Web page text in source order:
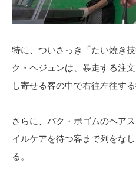
特に、ついさっき「たい焼き
ク・ヘジュンは、暴走する注
し寄せる客の中で右往左往す
さらに、パク・ボゴムのヘア
イルケアを待つ客まで列をな
る。